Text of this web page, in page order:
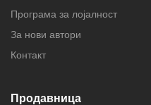
Програма за лојалност
За нови автори
Контакт
Продавница